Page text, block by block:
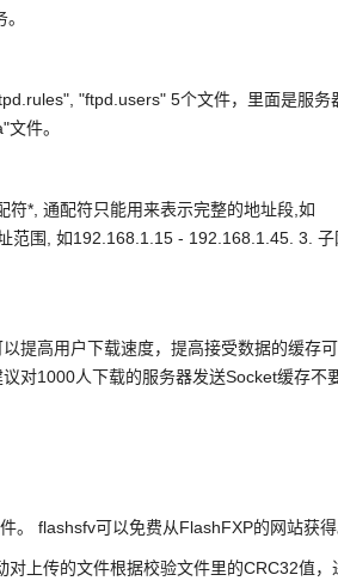
"ftpd.users" 5个文件，里面是服务
件。
*, 通配符只能用来表示完整的地址段,如
围, 如192.168.1.15 - 192.168.1.45. 3. 子
提高用户下载速度，提高接受数据的缓存
对1000人下载的服务器发送Socket缓存不
。 flashsfv可以免费从FlashFXP的网站获得
上传的文件根据校验文件里的CRC32值，